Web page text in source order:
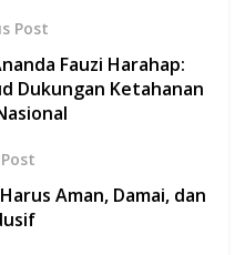
l Post
Fauzi Harahap:
Dukungan Ketahanan
Aman, Damai, dan